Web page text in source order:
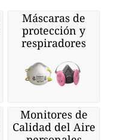
Máscaras de
protección y
respiradores
Monitores de
Calidad del Aire